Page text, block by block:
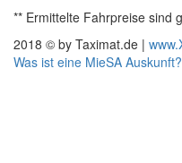
** Ermittelte Fahrpreise sind
2018 © by Taximat.de |
Was ist eine MieSA Auskunft?